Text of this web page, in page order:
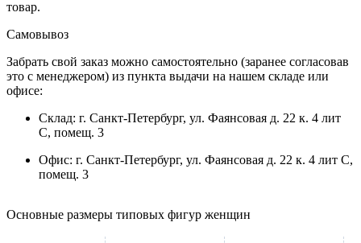
товар.
Самовывоз
Забрать свой заказ можно самостоятельно (заранее согласовав
это с менеджером) из пункта выдачи на нашем складе или
офисе:
Склад: г. Санкт-Петербург, ул. Фаянсовая д. 22 к. 4 лит
С, помещ. 3
Офис: г. Санкт-Петербург, ул. Фаянсовая д. 22 к. 4 лит С,
помещ. 3
Основные размеры типовых фигур женщин